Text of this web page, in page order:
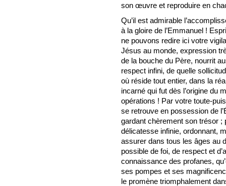
son œuvre et reproduire en
Qu’il est admirable
à la gloire de l’Emmanuel !
ne pouvons redire ici votre
Jésus au monde, expression
de la bouche du Père, nourrit
respect infini, de quelle
où réside tout entier, dans la
incarné qui fut dès l’origine du
opérations ! Par votre toute-
se retrouve en possession de
gardant chèrement son trésor ;
délicatesse infinie, ordonnant,
assurer dans tous les âges au
possible de foi, de respect et
connaissance des profanes,
ses pompes et ses
le promène triomphalement